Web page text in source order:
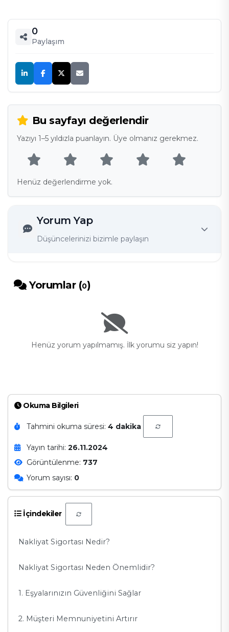
Okuma Bilgileri
Tahmini okuma süresi: 4 dakika
Yayın tarihi: 26.11.2024
Görüntülenme: 737
Yorum sayısı: 0
İçindekiler
Nakliyat Sigortası Nedir?
Nakliyat Sigortası Neden Önemlidir?
1. Eşyalarınızın Güvenliğini Sağlar
2. Müşteri Memnuniyetini Artırır
0
Paylaşım
Bu sayfayı değerlendir
Yazıyı 1–5 yıldızla puanlayın. Üye olmanız gerekmez.
Henüz değerlendirme yok.
Yorum Yap
Düşüncelerinizi bizimle paylaşın
Yorumlar (0)
Henüz yorum yapılmamış. İlk yorumu siz yapın!